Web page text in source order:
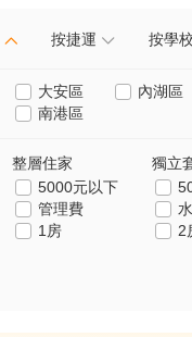
按捷運 按學校
大安區 內湖區
南港區
整層住家 獨立
5000元以下
管理費
1房 2